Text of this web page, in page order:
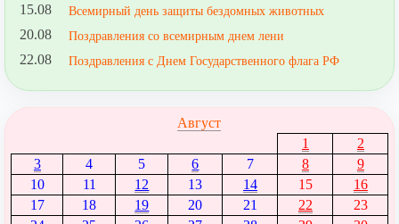
15.08 Всемирный день защиты бездомных животных
20.08 Поздравления со всемирным днем лени
22.08 Поздравления с Днем Государственного флага РФ
Август
1
2
3
4 5 6 7 8
9
10
11 12 13 14 15
16
17
18 19 20 21 22
23